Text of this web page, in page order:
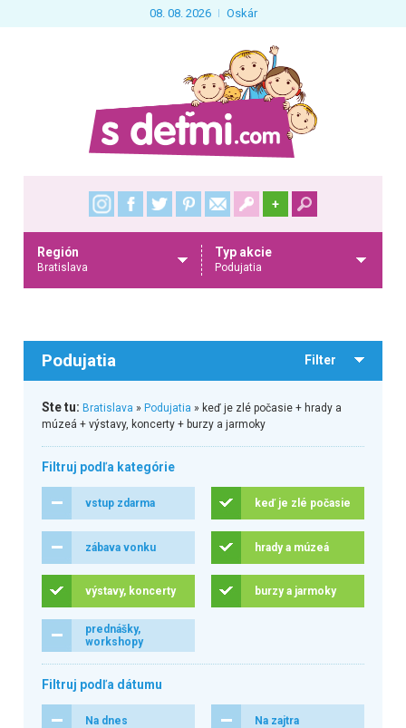
08. 08. 2026 Oskár
+
Región
Bratislava
Typ akcie
Podujatia
Podujatia Filter
Ste tu: Bratislava » Podujatia » keď je zlé počasie + hrady a
múzeá + výstavy, koncerty + burzy a jarmoky
Filtruj podľa kategórie
vstup zdarma keď je zlé počasie
zábava vonku hrady a múzeá
výstavy, koncerty burzy a jarmoky
prednášky,
workshopy
Filtruj podľa dátumu
Na dnes Na zajtra